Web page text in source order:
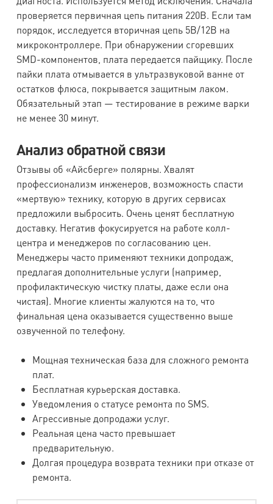
проверяется первичная цепь питания 220В. Если там
порядок, исследуется вторичная цепь 5В/12В на
микроконтроллере. При обнаружении сгоревших
SMD-компонентов, плата передается пайщику. После
пайки плата отмывается в ультразвуковой ванне от
остатков флюса, покрывается защитным лаком.
Обязательный этап — тестирование в режиме варки
не менее 30 минут.
Анализ обратной связи
Отзывы об «Айсберге» полярны. Хвалят
профессионализм инженеров, возможность спасти
«мертвую» технику, которую в других сервисах
предложили выбросить. Очень ценят бесплатную
доставку. Негатив фокусируется на работе колл-
центра и менеджеров по согласованию цен.
Менеджеры часто применяют техники допродаж,
предлагая дополнительные услуги (например,
профилактическую чистку платы, даже если она
чистая). Многие клиенты жалуются на то, что
финальная цена оказывается существенно выше
озвученной по телефону.
Мощная техническая база для сложного ремонта
плат.
Бесплатная курьерская доставка.
Уведомления о статусе ремонта по SMS.
Агрессивные допродажи услуг.
Реальная цена часто превышает
предварительную.
Долгая процедура возврата техники при отказе от
ремонта.